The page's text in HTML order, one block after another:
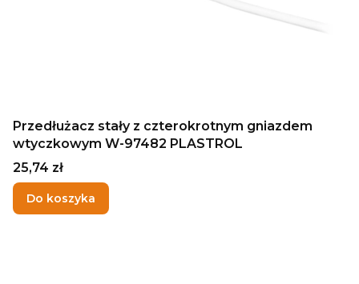
Przedłużacz stały z czterokrotnym gniazdem
wtyczkowym W-97482 PLASTROL
Cena
25,74 zł
Do koszyka